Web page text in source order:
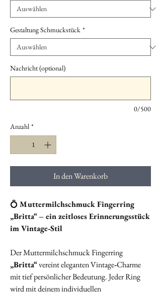
Gestaltung Schmuckstück *
Nachricht (optional)
0/500
Anzahl *
In den Warenkorb
💍 Muttermilchschmuck Fingerring
„Britta“ – ein zeitloses Erinnerungsstück
im Vintage‑Stil
Der Muttermilchschmuck Fingerring
„Britta“vereint eleganten Vintage‑Charme
mit tief persönlicher Bedeutung. Jeder Ring
wird mit deinem individuellen